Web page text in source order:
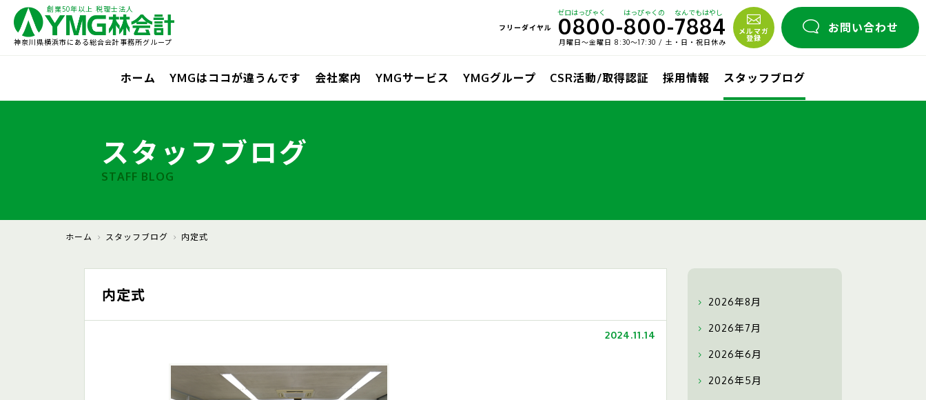
創業50年以上 税理士法人
神奈川県横浜市にある総合会計事務所グループ
フリーダイヤル 0800
ゼロはっぴゃく -800
はっぴゃくの -7884
なんでもはやし
月曜日〜金曜日 8:30〜17:30 / 土・日・祝日休み
メルマガ
登録
お問い合わせ
ホーム YMGはココが違うんです 会社案内 YMGサービス YMGグループ CSR活動/取得認証 採用情報 スタッフブログ
スタッフブログ
STAFF BLOG
ホーム スタッフブログ 内定式
2026年8月
2026年7月
2026年6月
2026年5月
内定式
2024.11.14